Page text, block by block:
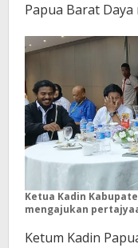
Papua Barat
Ketua Kadin
mengajukan
Ketum Kadin